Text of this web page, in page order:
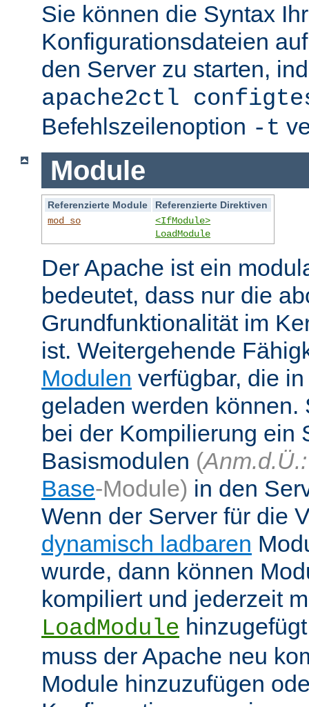
Sie können die Syntax
Konfigurationsdateien
den Server zu starten,
apache2ctl
Befehlszeilenoption -t
Module
Referenzierte Module
Referenzierte Direktiven
mod_so
<IfModule>
LoadModule
Der Apache ist ein
bedeutet, dass nur die
Grundfunktionalität im
ist. Weitergehende
Modulen verfügbar, die
geladen werden
bei der Kompilierung ein
Basismodulen (Anm.d.Ü.:
Base-Module) in den
Wenn der Server für die
dynamisch ladbaren
wurde, dann können
kompiliert und jederzeit
LoadModule
muss der Apache neu
Module hinzuzufügen